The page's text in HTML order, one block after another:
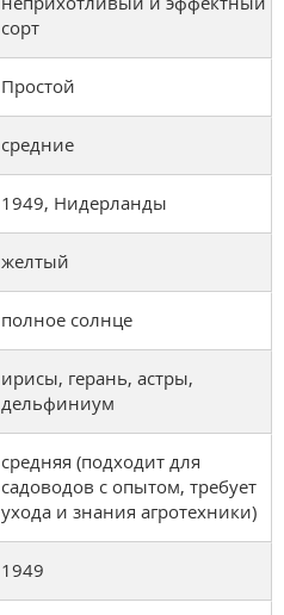
сорт
Простой
средние
1949, Нидерланды
желтый
полное солнце
ирисы, герань, астры,
дельфиниум
средняя (подходит для
садоводов с опытом, требует
ухода и знания агротехники)
1949